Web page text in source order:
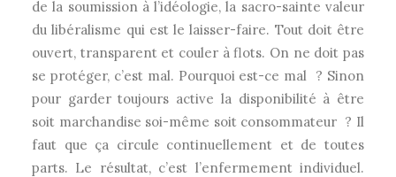
de la soumission à l’idéologie, la sacro-sainte valeur
du libéralisme qui est le laisser-faire. Tout doit être
ouvert, transparent et couler à flots. On ne doit pas
se protéger, c’est mal. Pourquoi est-ce mal ? Sinon
pour garder toujours active la disponibilité à être
soit marchandise soi-même soit consommateur ? Il
faut que ça circule continuellement et de toutes
parts. Le résultat, c’est l’enfermement individuel.